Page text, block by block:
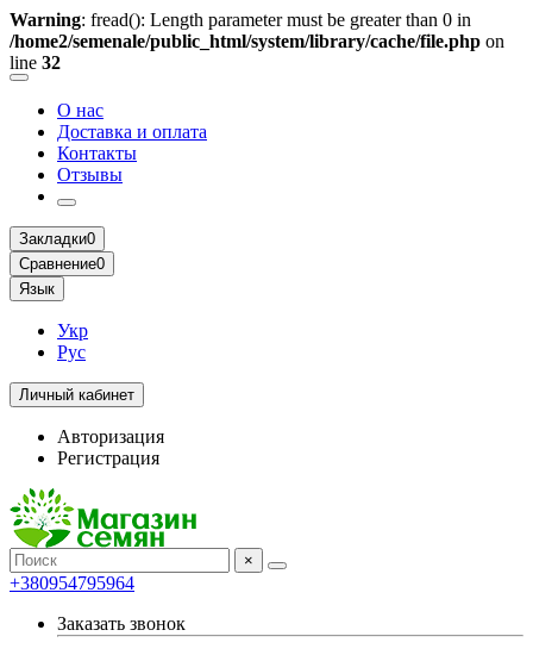
Warning: fread(): Length parameter must be greater than 0 in
/home2/semenale/public_html/system/library/cache/file.php on
line 32
О нас
Доставка и оплата
Контакты
Отзывы
Закладки0
Сравнение0
Язык
Укр
Рус
Личный кабинет
Авторизация
Регистрация
×
+380954795964
Заказать звонок